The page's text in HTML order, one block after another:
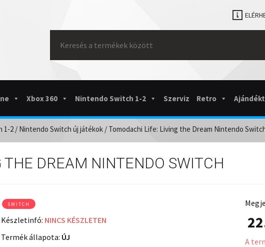
for:
Xbox 360 Nintendo Switch 1-2 Szerviz Retro
1-2 / Nintendo Switch új játékok / Tomodachi Life: Living the Dream Nintendo
DREAM NINTENDO SWITCH
SWITCH
Készletinfó: NINCS KÉSZLETEN
Termék állapota: ÚJ
A